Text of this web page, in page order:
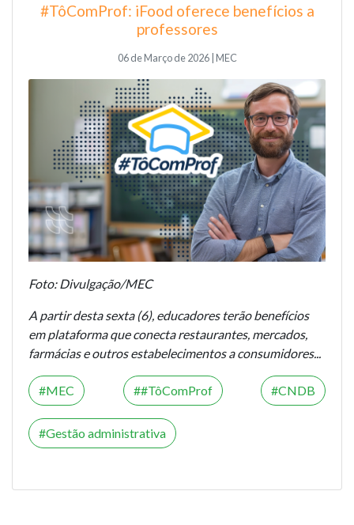
#TôComProf: iFood oferece benefícios a
professores
06 de Março de 2026 | MEC
Foto: Divulgação/MEC
A partir desta sexta (6), educadores terão benefícios
em plataforma que conecta restaurantes, mercados,
farmácias e outros estabelecimentos a consumidores...
MEC #TôComProf CNDB
Gestão administrativa